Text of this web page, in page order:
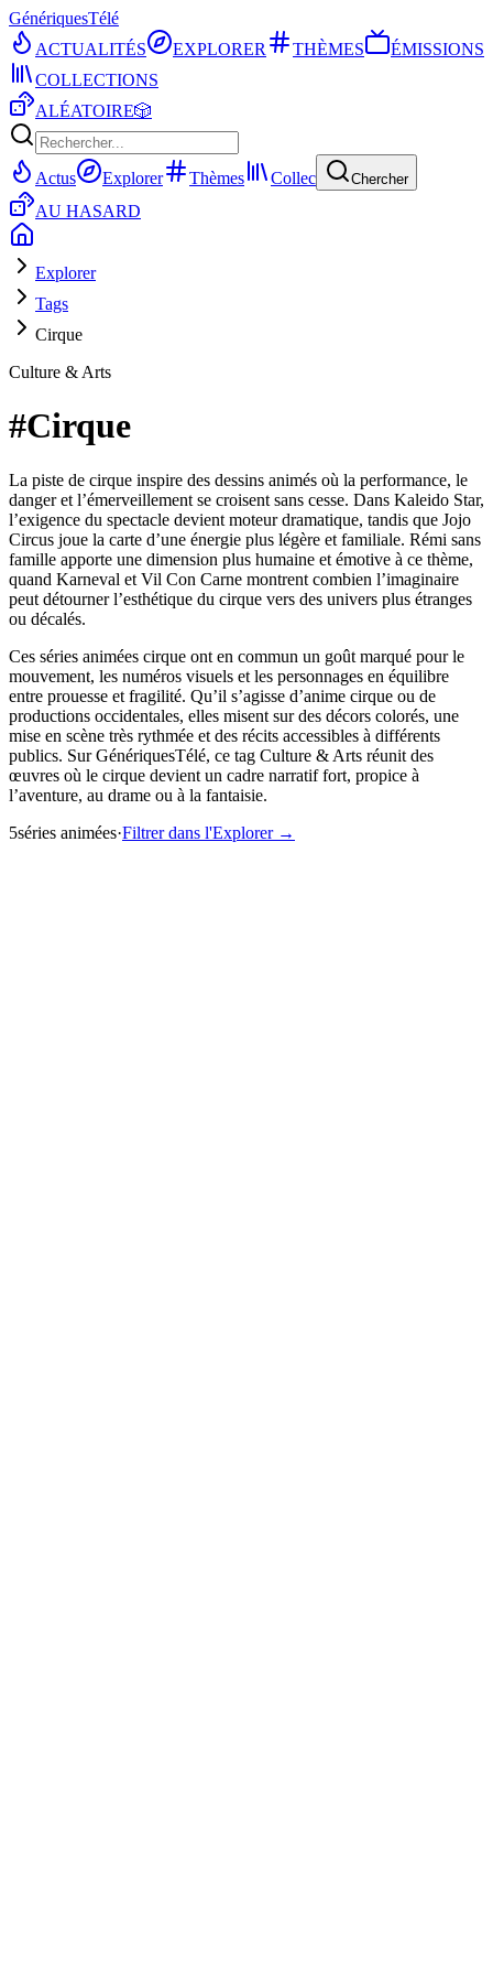
GénériquesTélé
ACTUALITÉS
EXPLORER THÈMES
ÉMISSIONS
COLLECTIONS
ALÉATOIRE🎲
Actus Explorer Thèmes Collec Chercher
AU HASARD
Explorer
Tags
Cirque
Culture & Arts
#Cirque
La piste de cirque inspire des dessins animés où la performance, le
danger et l’émerveillement se croisent sans cesse. Dans Kaleido Star,
l’exigence du spectacle devient moteur dramatique, tandis que Jojo
Circus joue la carte d’une énergie plus légère et familiale. Rémi sans
famille apporte une dimension plus humaine et émotive à ce thème,
quand Karneval et Vil Con Carne montrent combien l’imaginaire
peut détourner l’esthétique du cirque vers des univers plus étranges
ou décalés.
Ces séries animées cirque ont en commun un goût marqué pour le
mouvement, les numéros visuels et les personnages en équilibre
entre prouesse et fragilité. Qu’il s’agisse d’anime cirque ou de
productions occidentales, elles misent sur des décors colorés, une
mise en scène très rythmée et des récits accessibles à différents
publics. Sur GénériquesTélé, ce tag Culture & Arts réunit des
œuvres où le cirque devient un cadre narratif fort, propice à
l’aventure, au drame ou à la fantaisie.
5séries animées·Filtrer dans l'Explorer →